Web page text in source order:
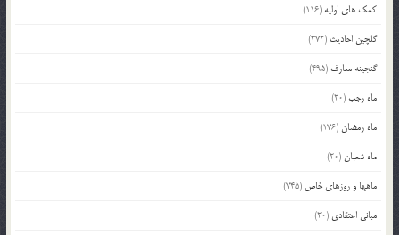
کمک های اولیه (116)
گلچین احادیث (372)
گنجینه معارف (495)
ماه رجب(20)
ماه رمضان(176)
ماه شعبان(20)
ماهها و روزهای خاص (745)
مبانی اعتقادی (20)